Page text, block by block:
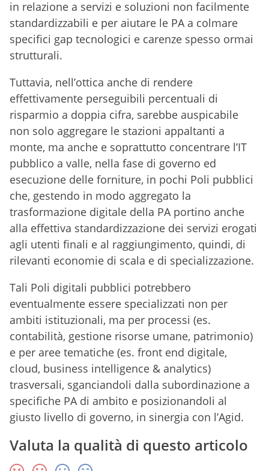
in relazione a servizi e soluzioni non facilmente
standardizzabili e per aiutare le PA a colmare
specifici gap tecnologici e carenze spesso ormai
strutturali.
Tuttavia, nell’ottica anche di rendere
effettivamente perseguibili percentuali di
risparmio a doppia cifra, sarebbe auspicabile
non solo aggregare le stazioni appaltanti a
monte, ma anche e soprattutto concentrare l’IT
pubblico a valle, nella fase di governo ed
esecuzione delle forniture, in pochi Poli pubblici
che, gestendo in modo aggregato la
trasformazione digitale della PA portino anche
alla effettiva standardizzazione dei servizi erogati
agli utenti finali e al raggiungimento, quindi, di
rilevanti economie di scala e di specializzazione.
Tali Poli digitali pubblici potrebbero
eventualmente essere specializzati non per
ambiti istituzionali, ma per processi (es.
contabilità, gestione risorse umane, patrimonio)
e per aree tematiche (es. front end digitale,
cloud, business intelligence & analytics)
trasversali, sganciandoli dalla subordinazione a
specifiche PA di ambito e posizionandoli al
giusto livello di governo, in sinergia con l’Agid.
Valuta la qualità di questo articolo